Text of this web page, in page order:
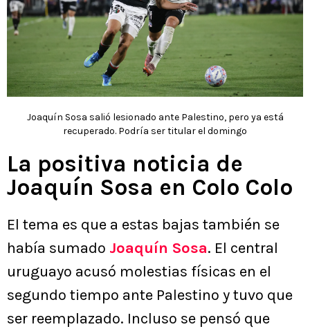
Joaquín Sosa salió lesionado ante Palestino, pero ya está
recuperado. Podría ser titular el domingo
La positiva noticia de
Joaquín Sosa en Colo Colo
El tema es que a estas bajas también se
había sumado Joaquín Sosa. El central
uruguayo acusó molestias físicas en el
segundo tiempo ante Palestino y tuvo que
ser reemplazado. Incluso se pensó que